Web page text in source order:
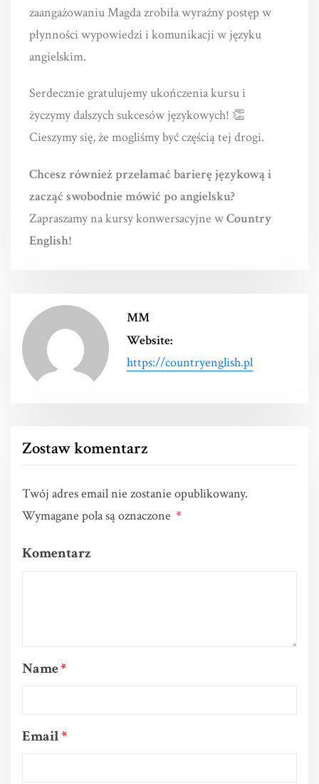
zaangażowaniu Magda zrobiła wyraźny postęp w
płynności wypowiedzi i komunikacji w języku
angielskim.
Serdecznie gratulujemy ukończenia kursu i
życzymy dalszych sukcesów językowych! 👏
Cieszymy się, że mogliśmy być częścią tej drogi.
Chcesz również przełamać barierę językową i
zacząć swobodnie mówić po angielsku?
Zapraszamy na kursy konwersacyjne wCountry
English!
MM
Website:
https://countryenglish.pl
Zostaw komentarz
Twój adres email nie zostanie opublikowany.
Wymagane pola są oznaczone *
Komentarz
Name*
Email*